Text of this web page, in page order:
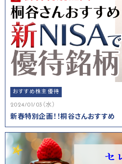
おすすめ株主優待
2024/01/03（水）
新春特別企画！！桐谷さんおすす